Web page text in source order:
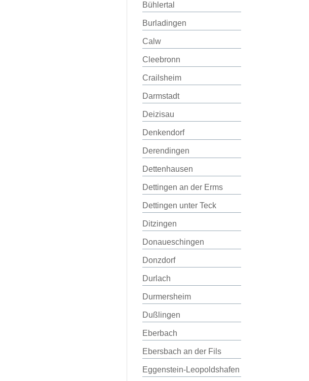
Bühlertal
Burladingen
Calw
Cleebronn
Crailsheim
Darmstadt
Deizisau
Denkendorf
Derendingen
Dettenhausen
Dettingen an der Erms
Dettingen unter Teck
Ditzingen
Donaueschingen
Donzdorf
Durlach
Durmersheim
Dußlingen
Eberbach
Ebersbach an der Fils
Eggenstein-Leopoldshafen